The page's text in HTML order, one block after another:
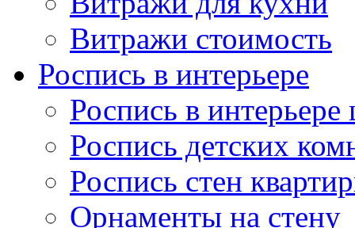
Витражи стоимость
Роспись в интерьере
Роспись в интерьере
Роспись детских
Роспись стен
Орнаменты на стену